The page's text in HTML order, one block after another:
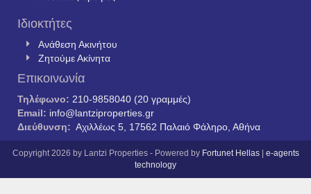
Ιδιοκτήτες
Ανάθεση Ακινήτου
Ζητούμε Ακίνητα
Επικοινωνία
Τηλέφωνο: 210-9858040 (20 γραμμές)
Email: info@lantziproperties.gr
Διεύθυνση: Αχιλλέως 5, 17562 Παλαιό Φάληρο, Αθήνα
Copyright 2026 by Lantzi Properties - Powered by Fortunet Hellas| e-agents
technology